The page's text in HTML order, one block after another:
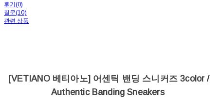
후기(0)
질문(10)
관련 상품
[VETIANO 베티아노] 어센틱 밴딩 스니커즈 3color /
Authentic Banding Sneakers